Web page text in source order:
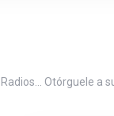
Otórguele a